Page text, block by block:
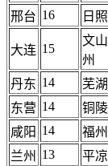
邢台 16 日照
大连 15
文山
州
丹东 14 芜湖
东营 14 铜陵
咸阳 14 福州
兰州
13 平凉